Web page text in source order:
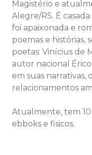
Magistério e
Alegre/RS. É
foi apaixonada e
poemas e histórias,
poetas: Vinícius de
autor nacional
em suas
relacionamentos
Atualmente, tem
ebboks e fisicos.